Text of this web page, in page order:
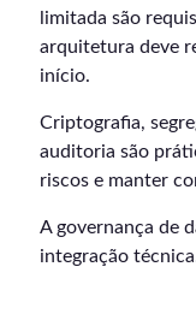
limitada são
arquitetura deve
início.
Criptografia,
auditoria são
riscos e manter
A governança de
integração